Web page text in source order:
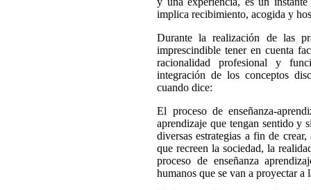
implica recibimiento, acogida y
Durante la realización de las
imprescindible tener en cuenta
racionalidad profesional y
integración de los conceptos
cuando dice:
El proceso de enseñanza-
aprendizaje que tengan sentido y
diversas estrategias a fin de
que recreen la sociedad, la
proceso de enseñanza
humanos que se van a proyectar a